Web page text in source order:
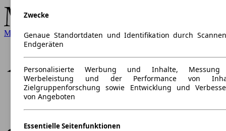
Mercedes-Benz
Zwecke
Genaue Standortdaten und Identifikation durch
Endgeräten
Personalisierte Werbung und Inhalte,
Werbeleistung und der Performance von
Zielgruppenforschung sowie Entwicklung und
von Angeboten
Essentielle Seitenfunktionen